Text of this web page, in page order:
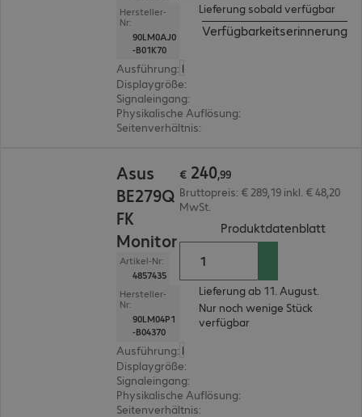
Hersteller-
Nr:
90LM0AJ0
-B01K70
Ausführung: Europäisch
Displaygröße:
Signaleingang:
Physikalische Auflösung:
Seitenverhältnis:
Lieferung sobald verfügbar
Verfügbarkeitserinnerung
Asus
BE279Q
FK
Monitor
Artikel-Nr:
4857435
Hersteller-
Nr:
90LM04P1
-B04370
Ausführung: Europäisch
Displaygröße:
Signaleingang:
Physikalische Auflösung:
Seitenverhältnis:
€ 240,99
Bruttopreis: € 289,19 inkl. € 48,20
MwSt.
Produktdatenblatt(
Lieferung ab 11. August.
Nur noch wenige Stück
verfügbar